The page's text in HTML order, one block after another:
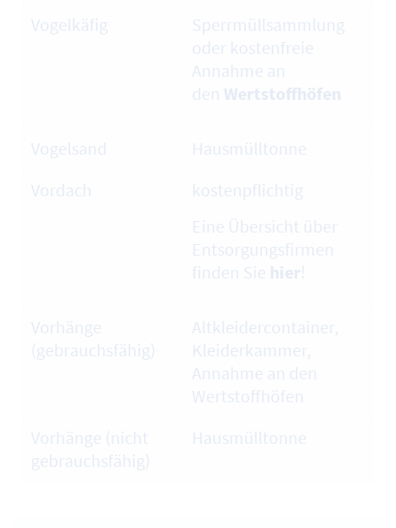
Vogelkäfig
Sperrmüllsammlung
oder kostenfreie
Annahme an
den Wertstoffhöfen
Vogelsand
Hausmülltonne
Vordach
kostenpflichtig
Eine Übersicht über
Entsorgungsfirmen
finden Sie hier!
Vorhänge
(gebrauchsfähig)
Altkleidercontainer,
Kleiderkammer,
Annahme an den
Wertstoffhöfen
Vorhänge (nicht
gebrauchsfähig)
Hausmülltonne